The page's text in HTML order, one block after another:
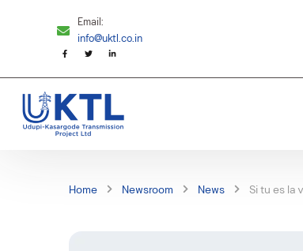
Email:
info@uktl.co.in
Home Newsroom News Si tu es la